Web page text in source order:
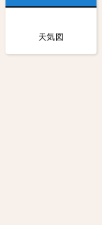
天気図